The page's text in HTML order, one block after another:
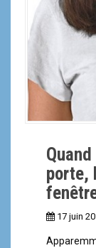
porte,
17 juin